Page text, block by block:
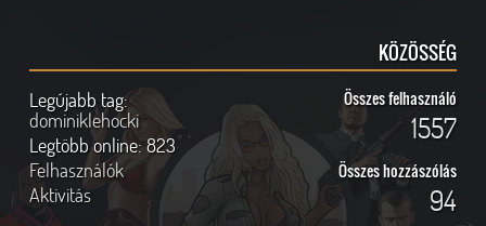
KÖZÖSSÉG
Legújabb tag:
dominiklehocki
Legtöbb online:823
Felhasználók
Aktivitás
Összes felhasználó
1557
Összes hozzászólás
94